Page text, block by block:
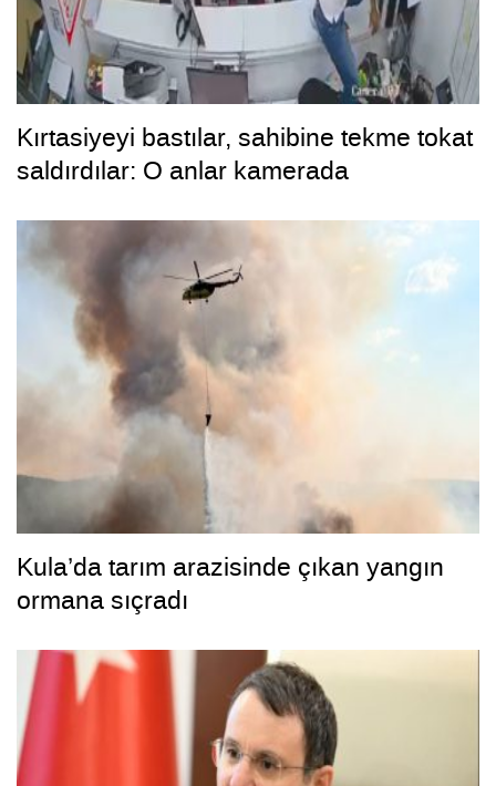
Kırtasiyeyi bastılar, sahibine tekme tokat
saldırdılar: O anlar kamerada
Kula’da tarım arazisinde çıkan yangın
ormana sıçradı